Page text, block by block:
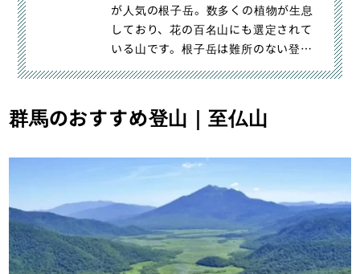
が人気の根子岳。数多くの植物が生息
しており、花の百名山にも選定されて
いる山です。根子岳は難所のない登り
やすい山ですが、隣に日本百名山｜根
介【花と絶景を楽しむ】｜登山・トレ
ラン・山スキーマガジン「山旅旅」の
の記事ページです。
群馬のおすすめ登山｜至仏山